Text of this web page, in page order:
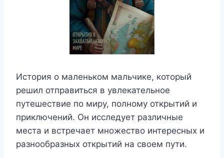
История о маленьком мальчике, который
решил отправиться в увлекательное
путешествие по миру, полному открытий и
приключений. Он исследует различные
места и встречает множество интересных и
разнообразных открытий на своем пути.